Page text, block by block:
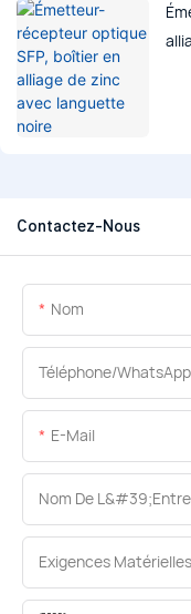
Contactez-Nous
Nom
Téléphone/WhatsApp
E-Mail
Nom De
Exigences Matérielles